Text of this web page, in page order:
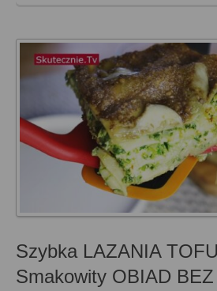
Szybka LAZANIA
Smakowity OBIAD